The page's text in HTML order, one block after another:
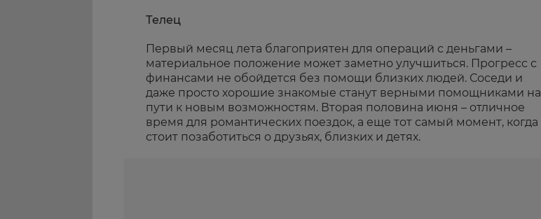
Телец
Первый месяц лета благоприятен для операций с деньгами –
материальное положение может заметно улучшиться. Прогресс с
финансами не обойдется без помощи близких людей. Соседи и
даже просто хорошие знакомые станут верными помощниками на
пути к новым возможностям. Вторая половина июня – отличное
время для романтических поездок, а еще тот самый момент, когда
стоит позаботиться о друзьях, близких и детях.